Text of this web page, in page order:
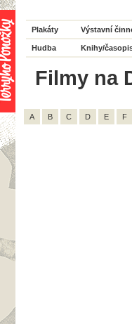
Plakáty Výstavní
Hudba Knihy/
Filmy na
A B C D E F